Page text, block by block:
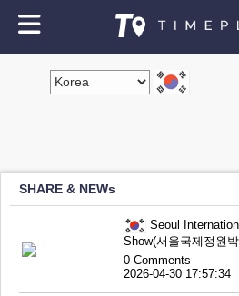
SHARE & NEWs
Seoul
Show(서울국제정원
0 Comments
2026-04-30 17:57:34